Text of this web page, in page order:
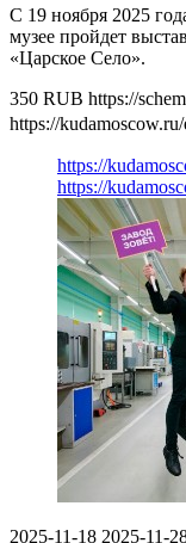
С 19 ноября 2025
музее пройдет
«Царское Село».
350 RUB https://
https://
https://
https://
2025-11-18 2025-11-